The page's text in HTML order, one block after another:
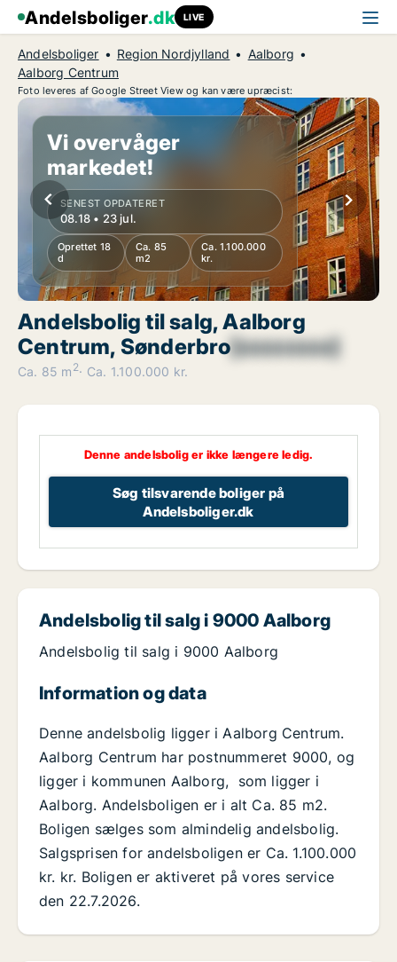
Andelsboliger.dk LIVE
Andelsboliger Region Nordjylland
Aalborg
Aalborg Centrum
Foto leveres af Google Street View og kan være upræcist:
Vi overvåger
markedet!
SENEST OPDATERET
08.18 • 23 jul.
Oprettet 18
d
Ca. 85
m2
Ca. 1.100.000
kr.
Andelsbolig til salg, Aalborg
Centrum, Sønderbro[xxxxxxxx]
Ca. 85 m 2 Ca. 1.100.000 kr.
Denne andelsbolig er ikke længere ledig.
Søg tilsvarende boliger på
Andelsboliger.dk
Andelsbolig til salg i 9000 Aalborg
Andelsbolig til salg i 9000 Aalborg
Information og data
Denne andelsbolig ligger i Aalborg Centrum.
Aalborg Centrum har postnummeret 9000, og
ligger i kommunen Aalborg, som ligger i
Aalborg. Andelsboligen er i alt Ca. 85 m2.
Boligen sælges som almindelig andelsbolig.
Salgsprisen for andelsboligen er Ca. 1.100.000
kr. kr. Boligen er aktiveret på vores service
den 22.7.2026.